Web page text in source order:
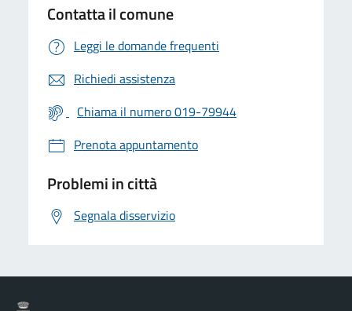
Contatta il comune
Leggi le domande frequenti
Richiedi assistenza
Chiama il numero 019-79944
Prenota appuntamento
Problemi in città
Segnala disservizio